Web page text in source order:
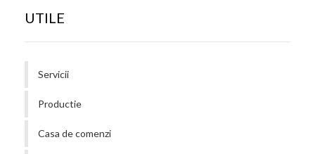
UTILE
Servicii
Productie
Casa de comenzi